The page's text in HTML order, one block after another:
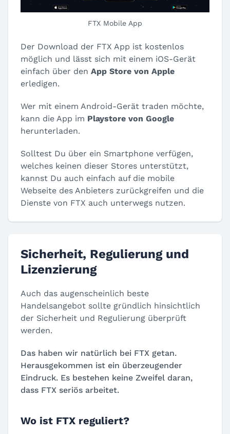
FTX Mobile App
Der Download der FTX App ist kostenlos
möglich und lässt sich mit einem iOS-Gerät
einfach über den App Store von Apple
erledigen.
Wer mit einem Android-Gerät traden möchte,
kann die App im Playstore von Google
herunterladen.
Solltest Du über ein Smartphone verfügen,
welches keinen dieser Stores unterstützt,
kannst Du auch einfach auf die mobile
Webseite des Anbieters zurückgreifen und die
Dienste von FTX auch unterwegs nutzen.
Sicherheit, Regulierung und
Lizenzierung
Auch das augenscheinlich beste
Handelsangebot sollte gründlich hinsichtlich
der Sicherheit und Regulierung überprüft
werden.
Das haben wir natürlich bei FTX getan.
Herausgekommen ist ein überzeugender
Eindruck. Es bestehen keine Zweifel daran,
dass FTX seriös arbeitet.
Wo ist FTX reguliert?